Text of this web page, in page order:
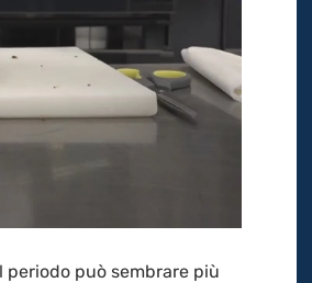
periodo può sembrare più